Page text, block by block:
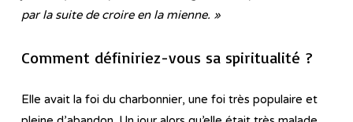
par la suite de croire en la mienne. »
Comment définiriez-vous sa spiritualité ?
Elle avait la foi du charbonnier, une foi très populaire et